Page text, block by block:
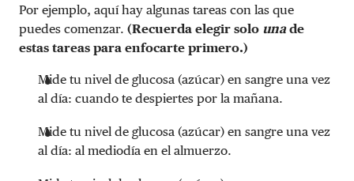
Por ejemplo, aquí hay algunas tareas con las que
puedes comenzar. (Recuerda elegir solo unade
estas tareas para enfocarte primero.)
Mide tu nivel de glucosa (azúcar) en sangre una vez
al día: cuando te despiertes por la mañana.
Mide tu nivel de glucosa (azúcar) en sangre una vez
al día: al mediodía en el almuerzo.